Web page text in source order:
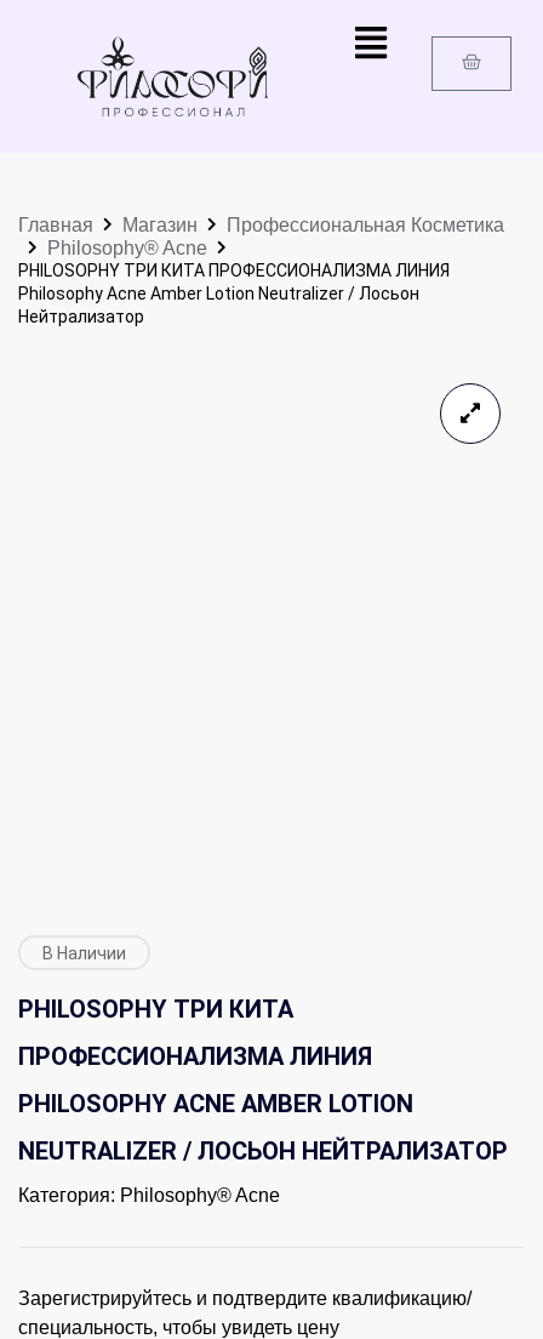
Главная Магазин
Профессиональная Косметика
Philosophy® Acne
PHILOSOPHY ТРИ КИТА ПРОФЕССИОНАЛИЗМА ЛИНИЯ
Philosophy Acne Amber Lotion Neutralizer / Лосьон
Нейтрализатор
В Наличии
PHILOSOPHY ТРИ КИТА
ПРОФЕССИОНАЛИЗМА ЛИНИЯ
PHILOSOPHY ACNE AMBER LOTION
NEUTRALIZER / ЛОСЬОН НЕЙТРАЛИЗАТОР
Категория: Philosophy® Acne
Зарегистрируйтесь и подтвердите квалификацию/
специальность, чтобы увидеть цену